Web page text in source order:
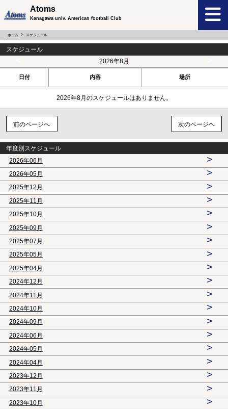
Atoms
Kanagawa univ. American football Club
ホーム スケジュール
スケジュール
2026年8月
日付 内容 場所
2026年8月のスケジュールはありません。
前のページへ 次のページヘ
年度別スケジュール
2026年06月
>
2026年05月 >
2025年12月 >
2025年11月 >
2025年10月 >
2025年09月 >
2025年07月 >
2025年05月 >
2025年04月 >
2024年12月 >
2024年11月 >
2024年10月 >
2024年09月 >
2024年06月 >
2024年05月 >
2024年04月 >
2023年12月 >
2023年11月 >
2023年10月 >